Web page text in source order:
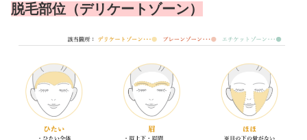
脱毛部位（デリケートゾーン）